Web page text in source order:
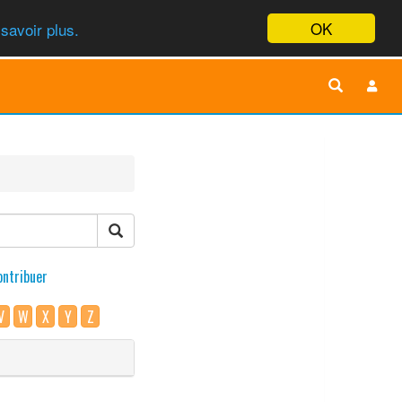
OK
plus.
W X Y Z